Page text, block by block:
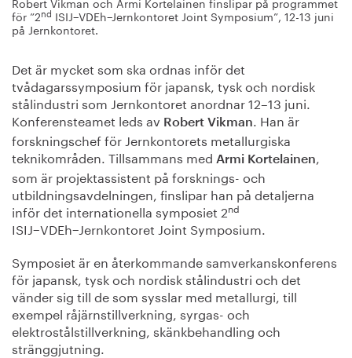
Om oss
för ”2nd ISIJ−VDEh−Jernkontoret Joint Symposium”, 12-13 juni
på Jernkontoret.
Det är mycket som ska ordnas inför det
tvådagarssymposium för japansk, tysk och nordisk
stålindustri som Jernkontoret anordnar 12–13 juni.
Konferensteamet leds av Robert Vikman. Han är
forskningschef för Jernkontorets metallurgiska
teknikområden. Tillsammans med Armi Kortelainen,
som är projektassistent på forsknings- och
utbildningsavdelningen, finslipar han på detaljerna
inför det internationella symposiet 2nd
ISIJ−VDEh−Jernkontoret Joint Symposium.
Symposiet är en återkommande samverkanskonferens
för japansk, tysk och nordisk stålindustri och det
vänder sig till de som sysslar med metallurgi, till
exempel råjärnstillverkning, syrgas- och
elektrostålstillverkning, skänkbehandling och
stränggjutning.